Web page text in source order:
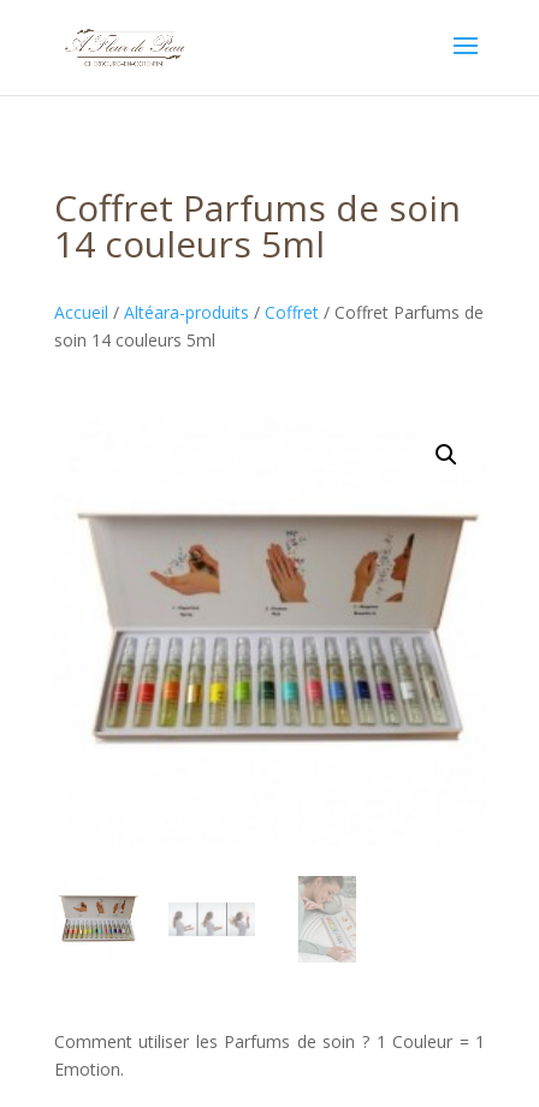
Coffret Parfums de soin
14 couleurs 5ml
Accueil / Altéara-produits / Coffret/ Coffret Parfums de
soin 14 couleurs 5ml
Comment utiliser les Parfums de soin ? 1 Couleur = 1
Emotion.